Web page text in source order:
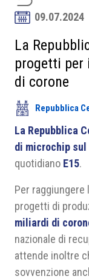
Sviluppo
Soci
Partner
Area
09.07.2024
La
progetti per
di corone
Repubblica
La Repubblica
di microchip
quotidiano E15.
Per
progetti di
miliardi di
nazionale di
attende inoltre
sovvenzione